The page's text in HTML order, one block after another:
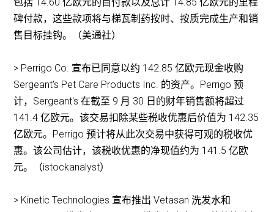
碑付款，这些款项将与梯瓦制药按时、按质完成生产和销
售目标挂钩。（美通社）
> Perrigo Co. 宣布已同意以约 142.85 亿欧元现金收购
Sergeant's Pet Care Products Inc. 的资产。Perrigo 预
计，Sergeant's 在截至 9 月 30 日的财年销售额将超过
141.4 亿欧元。该交易扣除某些税收优惠后价值为 142.35
亿欧元。Perrigo 预计将从此次交易中获得可观的税收优
惠。该公司估计，该税收优惠的净现值约为 141.5 亿欧
元。（istockanalyst）
> Kinetic Technologies 宣布推出 Vetasan 洗发水和